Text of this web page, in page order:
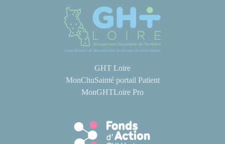
GHT Loire
MonChuSainté portail Patient
MonGHTLoire Pro